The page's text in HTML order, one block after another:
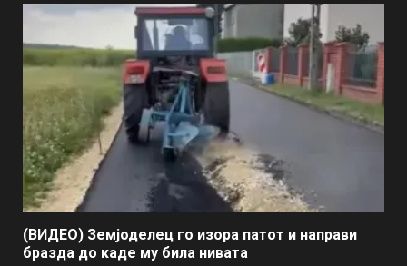
(ВИДЕО) Земјоделец го изора патот и направи
бразда до каде му била нивата